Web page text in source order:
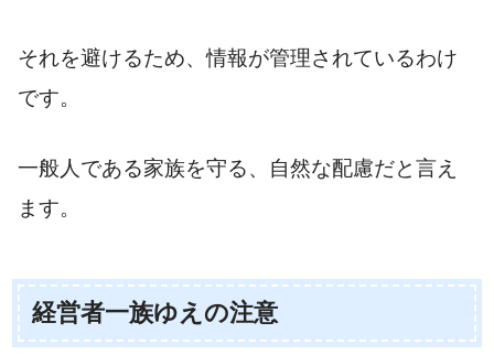
それを避けるため、情報が管理されているわけ
です。
一般人である家族を守る、自然な配慮だと言え
ます。
経営者一族ゆえの注意